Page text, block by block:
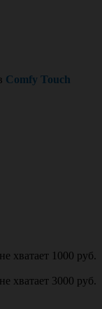
Comfy Touch
не хватает 1000 руб.
не хватает 3000 руб.